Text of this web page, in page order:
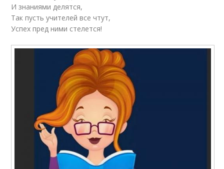
И знаниями делятся,
Так пусть учителей все чтут,
Успех пред ними стелется!